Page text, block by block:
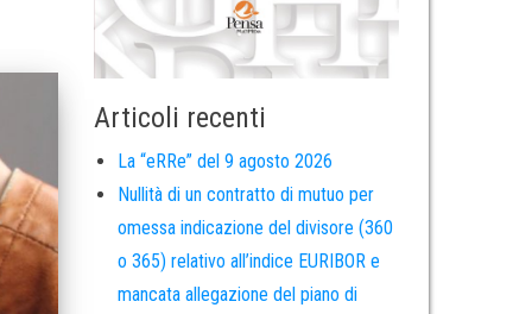
Articoli recenti
La “eRRe” del 9 agosto 2026
Nullità di un contratto di mutuo per
omessa indicazione del divisore (360
o 365) relativo all’indice EURIBOR e
mancata allegazione del piano di